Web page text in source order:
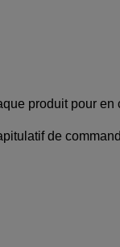
produit pour
de